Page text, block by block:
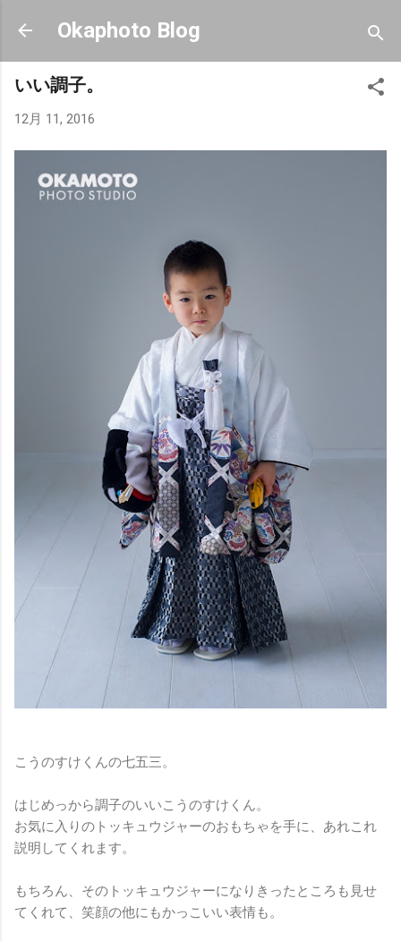
スキップしてメイン コンテンツに移動
Okaphoto Blog
いい調子。
12月 11, 2016
こうのすけくんの七五三。
はじめっから調子のいいこうのすけくん。
お気に入りのトッキュウジャーのおもちゃを手に、あれこれ
説明してくれます。
もちろん、そのトッキュウジャーになりきったところも見せ
てくれて、笑顔の他にもかっこいい表情も。